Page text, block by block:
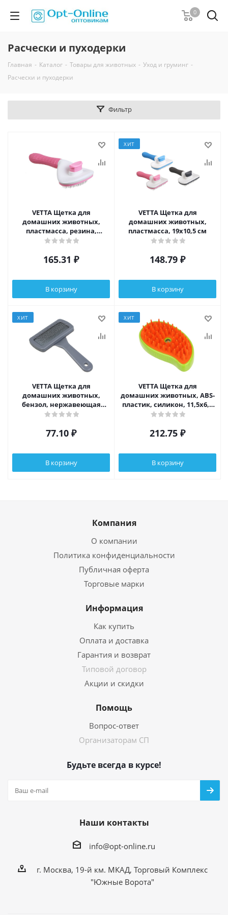
0
Расчески и пуходерки
Главная - Каталог - Товары для животных - Уход и груминг -
Расчески и пуходерки
Фильтр
VETTA Щетка для
домашних животных,
пластмасса, резина,
металл, 19 х10,5 см
165.31 ₽
В корзину
ХИТ
VETTA Щетка для
домашних животных,
пластмасса, 19х10,5 см
148.79 ₽
В корзину
ХИТ
VETTA Щетка для
домашних животных,
бензол, нержавеющая
сталь, резина, 14x9,5 см
77.10 ₽
В корзину
ХИТ
VETTA Щетка для
домашних животных, ABS-
пластик, силикон, 11,5х6,5
см
212.75 ₽
В корзину
Компания
О компании
Политика конфиденциальности
Публичная оферта
Торговые марки
Информация
Как купить
Оплата и доставка
Гарантия и возврат
Типовой договор
Акции и скидки
Помощь
Вопрос-ответ
Организаторам СП
Будьте всегда в курсе!
Наши контакты
info@opt-online.ru
г. Москва, 19-й км. МКАД, Торговый Комплекс
"Южные Ворота"